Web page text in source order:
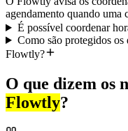
agendamento quando uma
É possível coordenar
Como são protegidos os
Flowtly?
O que dizem os
Flowtly?